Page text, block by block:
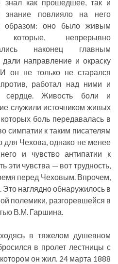
знал как прошедшее, так и
повлияло на него
образом: оно было живым
которые, непрерывно
наконец главным
направление и окраску
он не только не старался
работал над ними и
Живость боли и
служили источником живых
боль передавалась в
симпатии к таким писателям
для Чехова, однако не менее
и чувство антипатии к
эти чувства — вот трудность,
перед Чеховым. Впрочем,
наглядно обнаружилось в
полемики, разгоревшейся в
В.М. Гаршина.
в тяжелом душевном
в пролет лестницы с
он жил. 24 марта 1888